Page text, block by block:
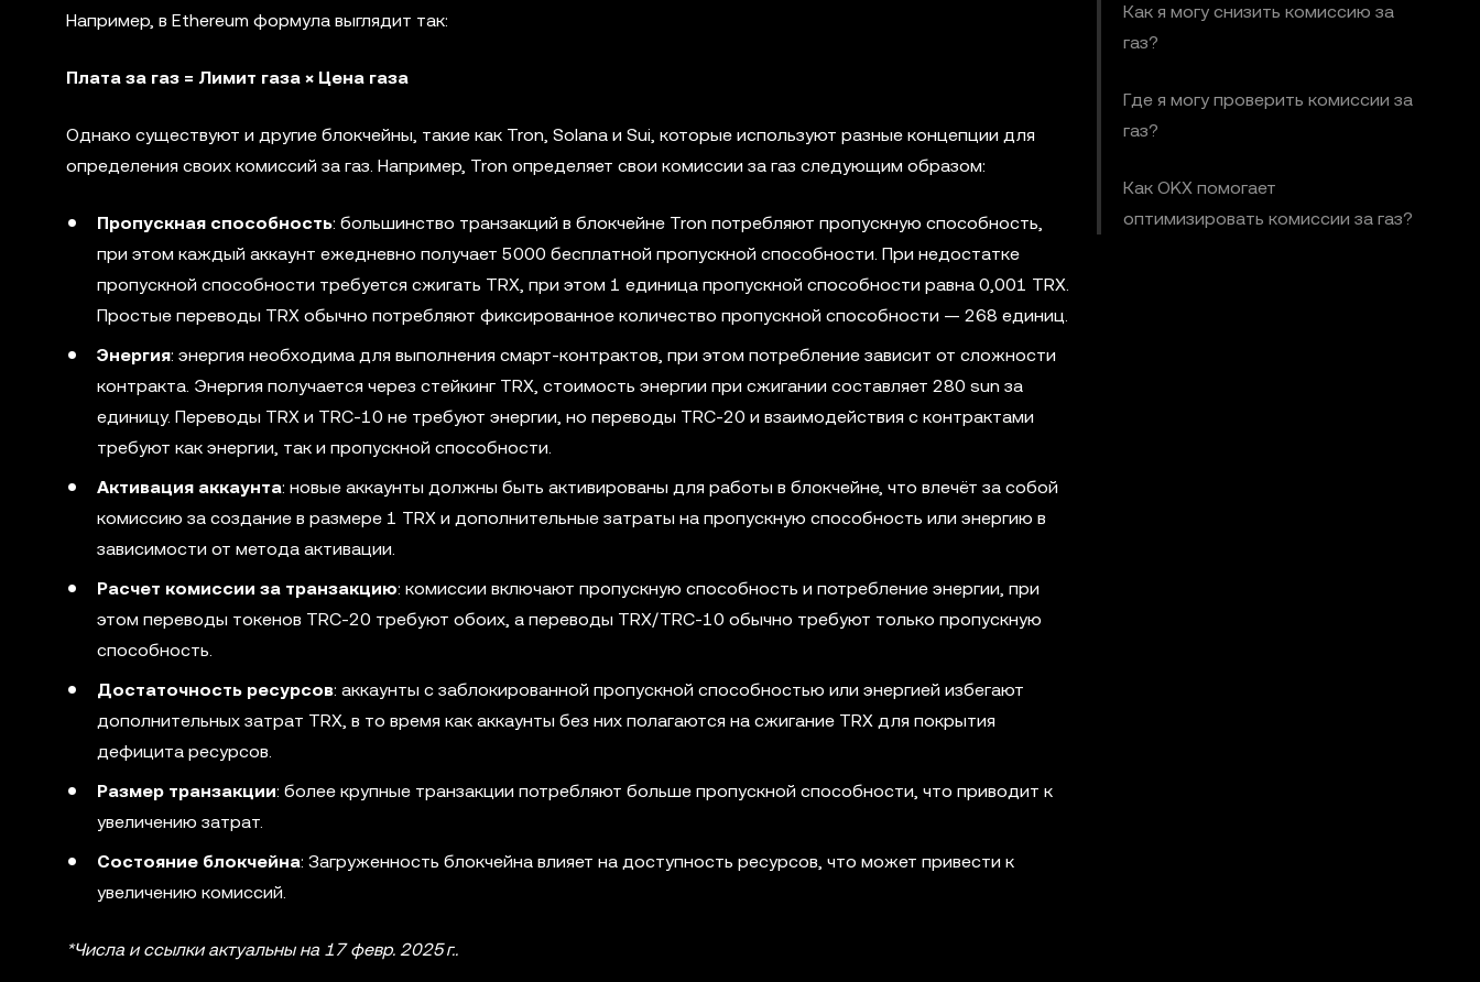
Например, в Ethereum формула выглядит так:
Плата за газ = Лимит газа × Цена газа
Однако существуют и другие блокчейны, такие как Tron, Solana и Sui, которые используют разные концепции для
определения своих комиссий за газ. Например, Tron определяет свои комиссии за газ следующим образом:
Пропускная способность: большинство транзакций в блокчейне Tron потребляют пропускную способность,
при этом каждый аккаунт ежедневно получает 5000 бесплатной пропускной способности. При недостатке
пропускной способности требуется сжигать TRX, при этом 1 единица пропускной способности равна 0,001 TRX.
Простые переводы TRX обычно потребляют фиксированное количество пропускной способности — 268 единиц.
Энергия: энергия необходима для выполнения смарт-контрактов, при этом потребление зависит от сложности
контракта. Энергия получается через стейкинг TRX, стоимость энергии при сжигании составляет 280 sun за
единицу. Переводы TRX и TRC-10 не требуют энергии, но переводы TRC-20 и взаимодействия с контрактами
требуют как энергии, так и пропускной способности.
Активация аккаунта: новые аккаунты должны быть активированы для работы в блокчейне, что влечёт за собой
комиссию за создание в размере 1 TRX и дополнительные затраты на пропускную способность или энергию в
зависимости от метода активации.
Расчет комиссии за транзакцию: комиссии включают пропускную способность и потребление энергии, при
этом переводы токенов TRC-20 требуют обоих, а переводы TRX/TRC-10 обычно требуют только пропускную
способность.
Достаточность ресурсов: аккаунты с заблокированной пропускной способностью или энергией избегают
дополнительных затрат TRX, в то время как аккаунты без них полагаются на сжигание TRX для покрытия
дефицита ресурсов.
Размер транзакции: более крупные транзакции потребляют больше пропускной способности, что приводит к
увеличению затрат.
Состояние блокчейна: Загруженность блокчейна влияет на доступность ресурсов, что может привести к
увеличению комиссий.
*Числа и ссылки актуальны на 17 февр. 2025 г..
Как я могу снизить комиссию за
газ?
Где я могу проверить комиссии за
газ?
Как OKX помогает
оптимизировать комиссии за газ?